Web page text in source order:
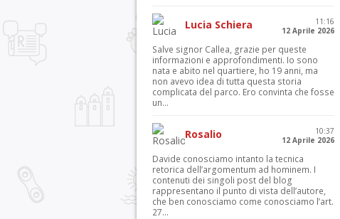
Lucia Schiera
11:16
12 Aprile 2026
Salve signor Callea, grazie per queste
informazioni e approfondimenti. Io sono
nata e abito nel quartiere, ho 19 anni, ma
non avevo idea di tutta questa storia
complicata del parco. Ero convinta che fosse
un...
Rosalio
10:37
12 Aprile 2026
Davide conosciamo intanto la tecnica
retorica dell’argomentum ad hominem. I
contenuti dei singoli post del blog
rappresentano il punto di vista dell’autore,
che ben conosciamo come conosciamo l’art.
27...